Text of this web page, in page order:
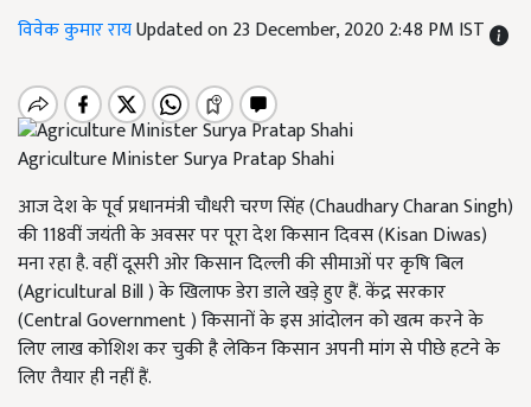
विवेक कुमार रायUpdated on 23 December, 2020 2:48 PM IST
Agriculture Minister Surya Pratap Shahi
आज देश के पूर्व प्रधानमंत्री चौधरी चरण सिंह (Chaudhary Charan Singh)
की 118वीं जयंती के अवसर पर पूरा देश किसान दिवस (Kisan Diwas)
मना रहा है. वहीं दूसरी ओर किसान दिल्ली की सीमाओं पर कृषि बिल
(Agricultural Bill ) के खिलाफ डेरा डाले खड़े हुए हैं. केंद्र सरकार
(Central Government ) किसानों के इस आंदोलन को खत्म करने के
लिए लाख कोशिश कर चुकी है लेकिन किसान अपनी मांग से पीछे हटने के
लिए तैयार ही नहीं हैं.